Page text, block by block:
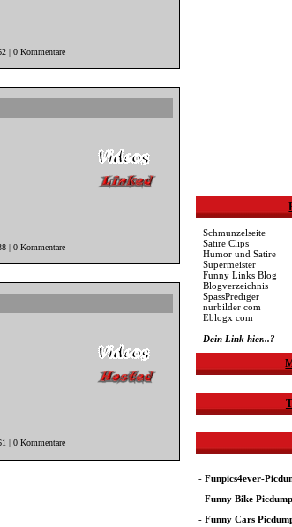
| 0 Kommentare
| 0 Kommentare
| 0 Kommentare
Schmunzelseite
Satire Clips
Humor und Satire
Supermeister
Funny Links Blog
Blogverzeichnis
SpassPrediger
nurbilder com
Eblogx com
Dein Link hier...?
-Funpics4ever-
-Funny Bike
-Funny Cars